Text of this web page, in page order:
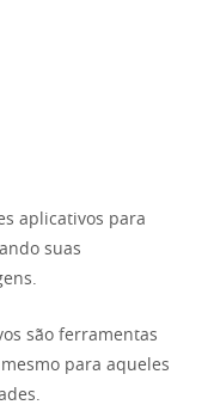
aplicativos para
suas
são ferramentas
para aqueles